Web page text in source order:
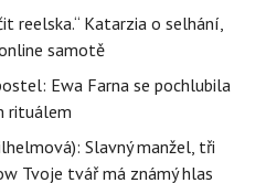
reelska.“ Katarzia o selhání,
samotě
Ewa Farna se pochlubila
rituálem
Slavný manžel, tři
Tvoje tvář má známý hlas